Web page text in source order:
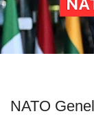
NATO